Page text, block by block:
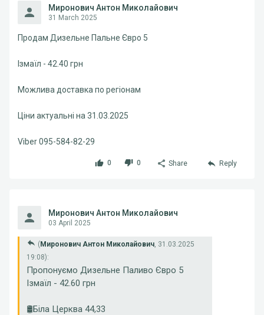
Миронович Антон Миколайович
31 March 2025
Продам Дизельне Пальне Євро 5
Ізмаїл - 42.40 грн
Можлива доставка по регіонам
Ціни актуальні на 31.03.2025
Viber 095-584-82-29
0 0 Share Reply
Миронович Антон Миколайович
03 April 2025
( Миронович Антон Миколайович, 31.03.2025
19:08):
Пропонуємо Дизельне Паливо Євро 5
Ізмаїл - 42.60 грн
🛢Біла Церква 44,33